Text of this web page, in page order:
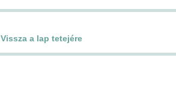
Vissza a lap tetejére